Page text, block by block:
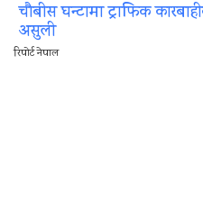
चौबीस घन्टामा ट्राफिक
असुली
रिपोर्ट नेपाल